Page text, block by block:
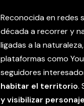
Reconocida en redes
década a recorrer y
ligadas a la
plataformas como
seguidores
habitar el territorio.
y visibilizar